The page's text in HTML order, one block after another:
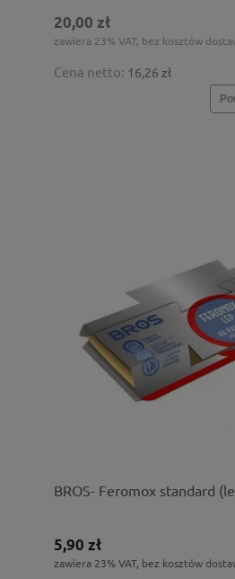
20,00 zł
zawiera 23% VAT, bez kosztów
Cena netto: 16,26 zł
BROS- Feromox standard
5,90 zł
zawiera 23% VAT, bez kosztów